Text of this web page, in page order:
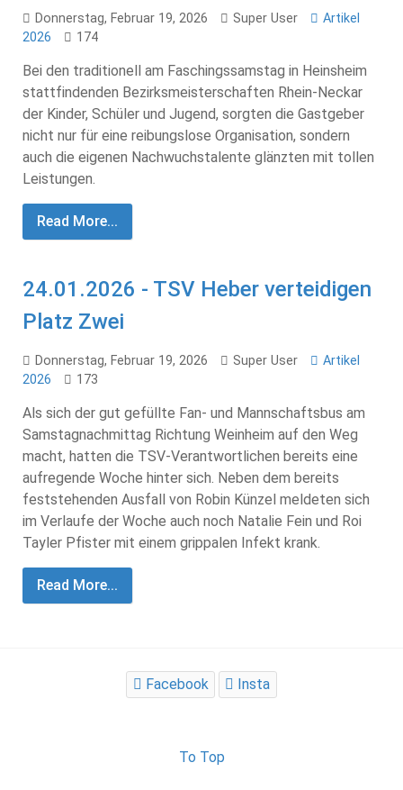
Donnerstag, Februar 19, 2026 Super User
Artikel
2026
174
Bei den traditionell am Faschingssamstag in Heinsheim
stattfindenden Bezirksmeisterschaften Rhein-Neckar
der Kinder, Schüler und Jugend, sorgten die Gastgeber
nicht nur für eine reibungslose Organisation, sondern
auch die eigenen Nachwuchstalente glänzten mit tollen
Leistungen.
Read More...
24.01.2026 - TSV Heber verteidigen
Platz Zwei
Donnerstag, Februar 19, 2026 Super User
Artikel
2026
173
Als sich der gut gefüllte Fan- und Mannschaftsbus am
Samstagnachmittag Richtung Weinheim auf den Weg
macht, hatten die TSV-Verantwortlichen bereits eine
aufregende Woche hinter sich. Neben dem bereits
feststehenden Ausfall von Robin Künzel meldeten sich
im Verlaufe der Woche auch noch Natalie Fein und Roi
Tayler Pfister mit einem grippalen Infekt krank.
Read More...
Facebook Insta
To Top